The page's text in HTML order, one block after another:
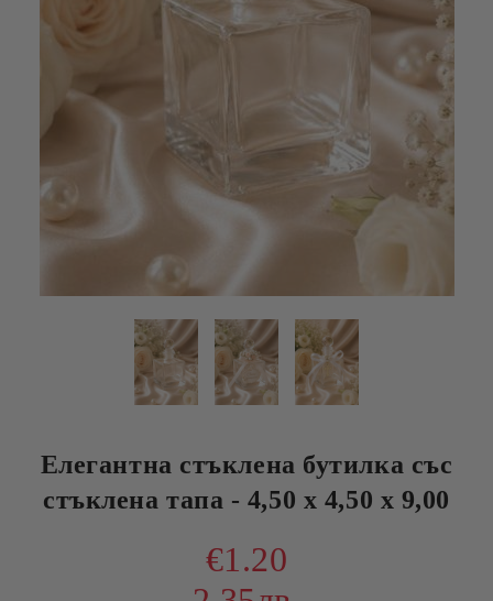
Елегантна стъклена бутилка със
стъклена тапа - 4,50 х 4,50 х 9,00
€1.20